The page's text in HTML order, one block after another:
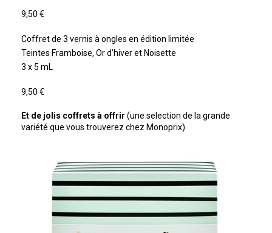
9,50 €
Coffret de 3 vernis à ongles en édition limitée
Teintes Framboise, Or d’hiver et Noisette
3 x 5 mL
9,50 €
Et de jolis coffrets à offrir (une selection de la grande
variété que vous trouverez chez Monoprix)